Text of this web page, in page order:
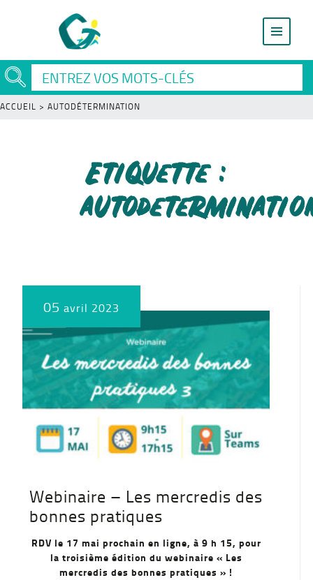
ACCUEIL > AUTODÉTERMINATION
Etiquette :
05 avril 2023
Webinaire – Les mercredis des
bonnes pratiques
RDV le 17 mai prochain en ligne, à 9 h 15, pour
la troisième édition du webinaire « Les
mercredis des bonnes pratiques » !